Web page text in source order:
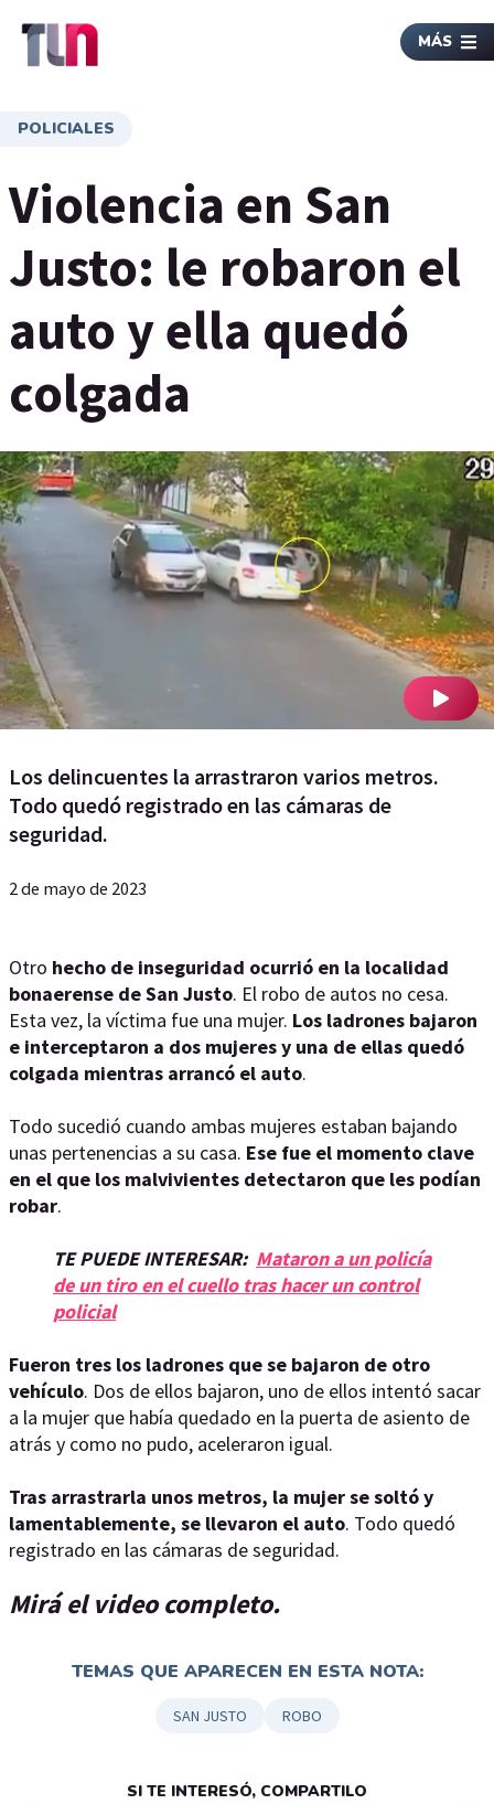
MÁS
POLICIALES
Violencia en San
Justo: le robaron el
auto y ella quedó
colgada
Los delincuentes la arrastraron varios metros.
Todo quedó registrado en las cámaras de
seguridad.
2 de mayo de 2023
Otro hecho de inseguridad ocurrió en la localidad
bonaerense de San Justo. El robo de autos no cesa.
Esta vez, la víctima fue una mujer. Los ladrones bajaron
e interceptaron a dos mujeres y una de ellas quedó
colgada mientras arrancó el auto.
Todo sucedió cuando ambas mujeres estaban bajando
unas pertenencias a su casa. Ese fue el momento clave
en el que los malvivientes detectaron que les podían
robar.
TE PUEDE INTERESAR: Mataron a un policía
de un tiro en el cuello tras hacer un control
policial
Fueron tres los ladrones que se bajaron de otro
vehículo. Dos de ellos bajaron, uno de ellos intentó sacar
a la mujer que había quedado en la puerta de asiento de
atrás y como no pudo, aceleraron igual.
Tras arrastrarla unos metros, la mujer se soltó y
lamentablemente, se llevaron el auto. Todo quedó
registrado en las cámaras de seguridad.
Mirá el video completo.
TEMAS QUE APARECEN EN ESTA NOTA:
SAN JUSTO ROBO
SI TE INTERESÓ, COMPARTILO